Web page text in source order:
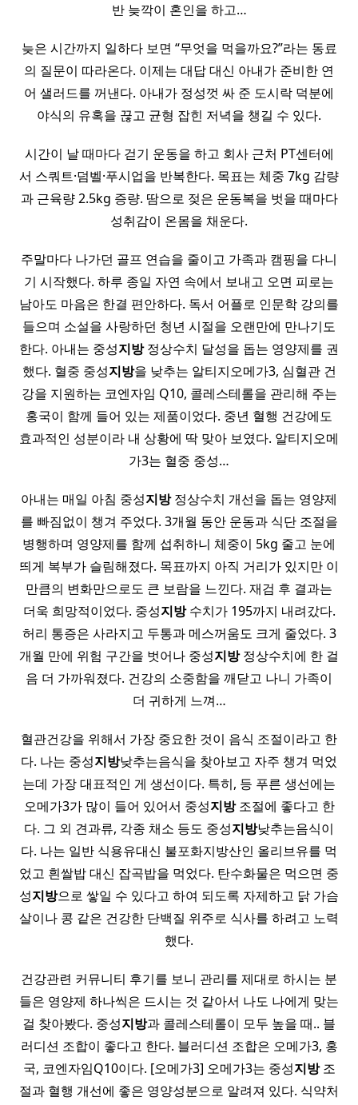
반 늦깍이 혼인을 하고…
늦은 시간까지 일하다 보면 “무엇을 먹을까요?”라는 동료
의 질문이 따라온다. 이제는 대답 대신 아내가 준비한 연
어 샐러드를 꺼낸다. 아내가 정성껏 싸 준 도시락 덕분에
야식의 유혹을 끊고 균형 잡힌 저녁을 챙길 수 있다.
시간이 날 때마다 걷기 운동을 하고 회사 근처 PT센터에
서 스쿼트·덤벨·푸시업을 반복한다. 목표는 체중 7kg 감량
과 근육량 2.5kg 증량. 땀으로 젖은 운동복을 벗을 때마다
성취감이 온몸을 채운다.
주말마다 나가던 골프 연습을 줄이고 가족과 캠핑을 다니
기 시작했다. 하루 종일 자연 속에서 보내고 오면 피로는
남아도 마음은 한결 편안하다. 독서 어플로 인문학 강의를
들으며 소설을 사랑하던 청년 시절을 오랜만에 만나기도
한다. 아내는 중성지방정상수치 달성을 돕는 영양제를 권
했다. 혈중 중성지방을 낮추는 알티지오메가3, 심혈관 건
강을 지원하는 코엔자임 Q10, 콜레스테롤을 관리해 주는
홍국이 함께 들어 있는 제품이었다. 중년 혈행 건강에도
효과적인 성분이라 내 상황에 딱 맞아 보였다. 알티지오메
가3는 혈중 중성…
아내는 매일 아침 중성지방정상수치 개선을 돕는 영양제
를 빠짐없이 챙겨 주었다. 3개월 동안 운동과 식단 조절을
병행하며 영양제를 함께 섭취하니 체중이 5kg 줄고 눈에
띄게 복부가 슬림해졌다. 목표까지 아직 거리가 있지만 이
만큼의 변화만으로도 큰 보람을 느낀다. 재검 후 결과는
더욱 희망적이었다. 중성지방수치가 195까지 내려갔다.
허리 통증은 사라지고 두통과 메스꺼움도 크게 줄었다. 3
개월 만에 위험 구간을 벗어나 중성지방정상수치에 한 걸
음 더 가까워졌다. 건강의 소중함을 깨닫고 나니 가족이
더 귀하게 느껴…
혈관건강을 위해서 가장 중요한 것이 음식 조절이라고 한
다. 나는 중성지방낮추는음식을 찾아보고 자주 챙겨 먹었
는데 가장 대표적인 게 생선이다. 특히, 등 푸른 생선에는
오메가3가 많이 들어 있어서 중성지방조절에 좋다고 한
다. 그 외 견과류, 각종 채소 등도 중성지방낮추는음식이
다. 나는 일반 식용유대신 불포화지방산인 올리브유를 먹
었고 흰쌀밥 대신 잡곡밥을 먹었다. 탄수화물은 먹으면 중
성지방으로 쌓일 수 있다고 하여 되도록 자제하고 닭 가슴
살이나 콩 같은 건강한 단백질 위주로 식사를 하려고 노력
했다.
건강관련 커뮤니티 후기를 보니 관리를 제대로 하시는 분
들은 영양제 하나씩은 드시는 것 같아서 나도 나에게 맞는
걸 찾아봤다. 중성지방과 콜레스테롤이 모두 높을 때.. 블
러디션 조합이 좋다고 한다. 블러디션 조합은 오메가3, 홍
국, 코엔자임Q10이다. [오메가3] 오메가3는 중성지방조
절과 혈행 개선에 좋은 영양성분으로 알려져 있다. 식약처